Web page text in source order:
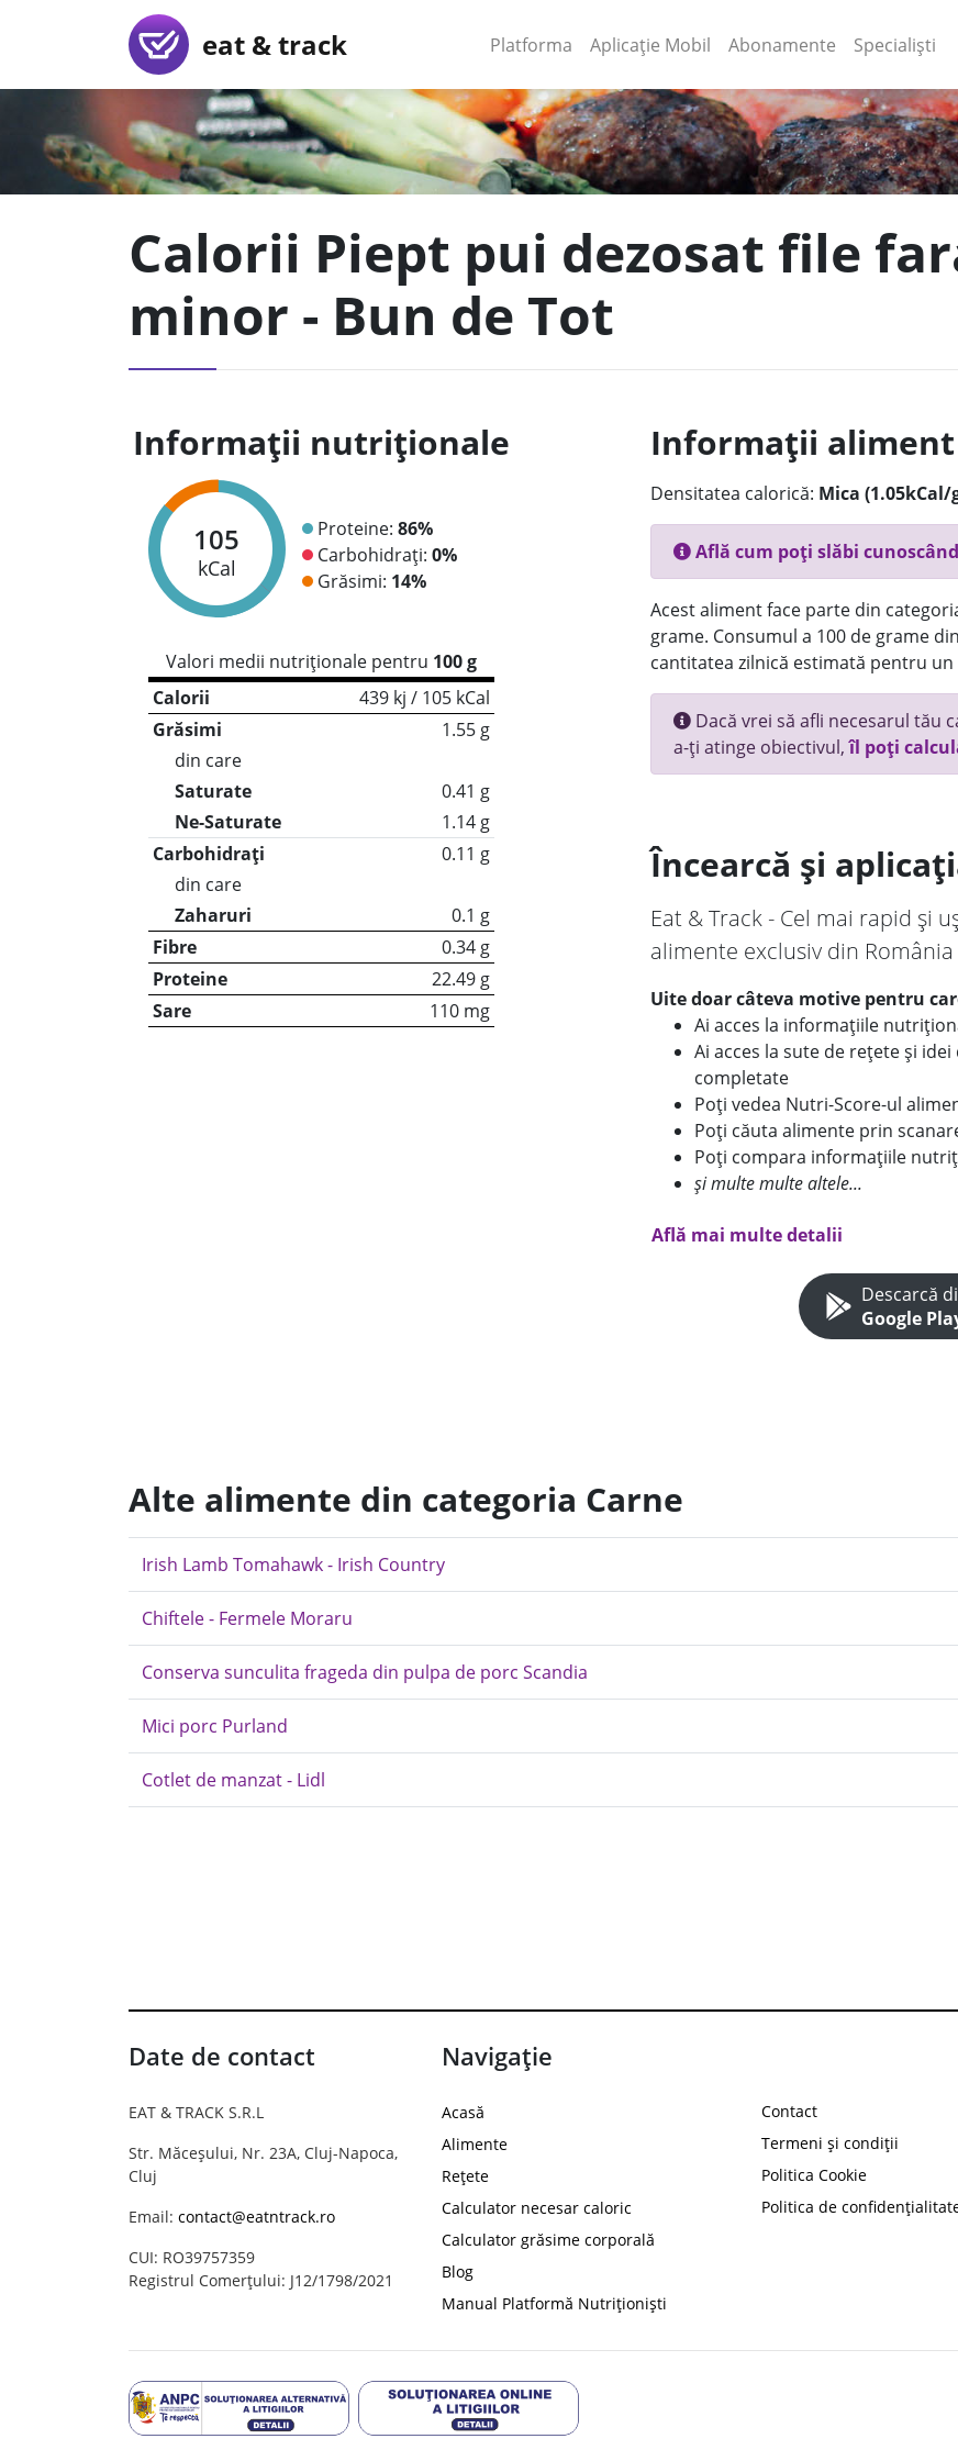
eat & track Platforma (current)
Aplicație Mobil (current)
Abonamente Specialiști
Calorii Piept pui dezosat file
minor - Bun de Tot
Informații nutriționale
105
kCal
Proteine: 86%
Carbohidrați: 0%
Grăsimi: 14%
Valori medii nutriționale pentru 100 g
Calorii
439 kj / 105 kCal
Grăsimi
1.55 g
din care
Saturate
0.41 g
Ne-Saturate
1.14 g
Carbohidrați
0.11 g
din care
Zaharuri
0.1 g
Fibre
0.34 g
Proteine
22.49 g
Sare
110 mg
Informații aliment
Densitatea calorică: Mica (1.05kCal/
Află cum poți slăbi
Acest aliment face parte din
grame. Consumul a 100 de grame
cantitatea zilnică estimată pentru un
Dacă vrei să afli necesarul tău
a-ți atinge obiectivul,îl poți
Încearcă și
Eat & Track - Cel mai rapid și
alimente exclusiv din România
Uite doar câteva motive pentru
Ai acces la informațiile
Ai acces la sute de rețete și
completate
Poți vedea Nutri-Score-ul
Poți căuta alimente prin
Poți compara informațiile
și multe multe altele...
Află mai multe detalii
Descarcă
Google
Alte alimente din categoria Carne
Irish Lamb Tomahawk - Irish Country
Chiftele - Fermele Moraru
Conserva sunculita frageda din pulpa de porc Scandia
Mici porc Purland
Cotlet de manzat - Lidl
Date de contact
EAT & TRACK S.R.L
Str. Măceșului, Nr. 23A, Cluj-Napoca,
Cluj
Email: contact@eatntrack.ro
CUI: RO39757359
Registrul Comerțului: J12/1798/2021
Navigație
Acasă
Alimente
Rețete
Calculator necesar caloric
Calculator grăsime corporală
Blog
Manual Platformă Nutriționiști
Contact
Termeni și condiții
Politica Cookie
Politica de